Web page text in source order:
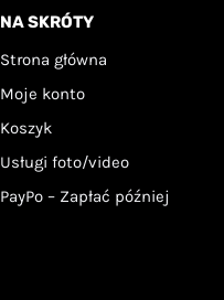
NA SKRÓTY
Strona główna
Moje konto
Koszyk
Usługi foto/video
PayPo – Zapłać później